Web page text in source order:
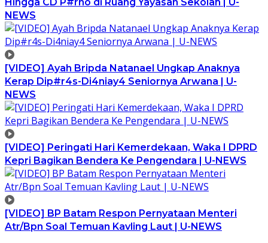
NEWS
[VIDEO] Ayah Bripda Natanael Ungkap Anaknya
Kerap Dip#r4s-Di4niay4 Seniornya Arwana | U-
NEWS
[VIDEO] Peringati Hari Kemerdekaan, Waka I DPRD
Kepri Bagikan Bendera Ke Pengendara | U-NEWS
[VIDEO] BP Batam Respon Pernyataan Menteri
Atr/Bpn Soal Temuan Kavling Laut | U-NEWS